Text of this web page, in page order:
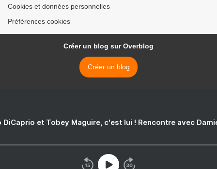
Cookies et données personnelles
Préférences cookies
Créer un blog sur Overblog
Créer un blog
DiCaprio et Tobey Maguire, c'est lui ! Rencontre avec